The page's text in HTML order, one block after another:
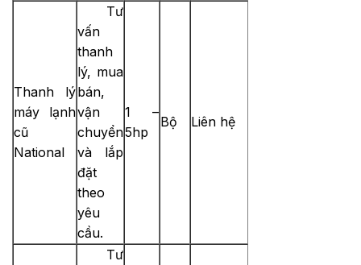
Thanh lý
máy lạnh
cũ
National
Tư
vấn
thanh
lý, mua
bán,
vận
chuyển
và lắp
đặt
theo
yêu
cầu.
1 –
5hp
Bộ Liên hệ
Tư